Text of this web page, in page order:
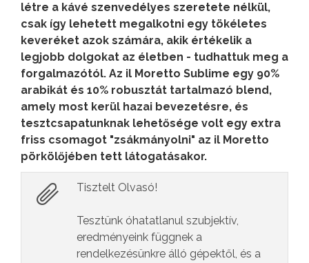
létre a kávé szenvedélyes szeretete nélkül,
csak így lehetett megalkotni egy tökéletes
keveréket azok számára, akik értékelik a
legjobb dolgokat az életben - tudhattuk meg a
forgalmazótól. Az il Moretto Sublime egy 90%
arabikát és 10% robusztát tartalmazó blend,
amely most kerül hazai bevezetésre, és
tesztcsapatunknak lehetősége volt egy extra
friss csomagot "zsákmányolni" az il Moretto
pörkölőjében tett látogatásakor.
Tisztelt Olvasó!
Tesztünk óhatatlanul szubjektív,
eredményeink függnek a
rendelkezésünkre álló gépektől, és a